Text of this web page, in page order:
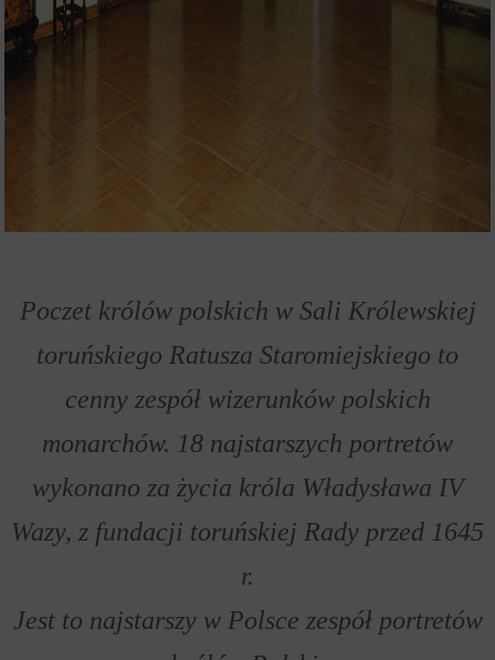
Poczet królów polskich w Sali Królewskiej
toruńskiego Ratusza Staromiejskiego to
cenny zespół wizerunków polskich
monarchów. 18 najstarszych portretów
wykonano za życia króla Władysława IV
Wazy, z fundacji toruńskiej Rady przed 1645
r.
Jest to najstarszy w Polsce zespół portretów